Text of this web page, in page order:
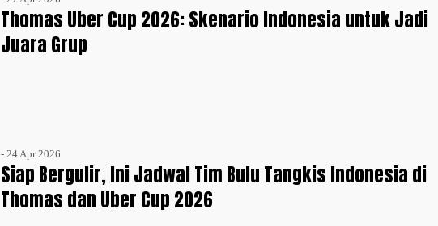
Thomas Uber Cup 2026: Skenario Indonesia untuk Jadi
Juara Grup
- 24 Apr 2026
Siap Bergulir, Ini Jadwal Tim Bulu Tangkis Indonesia di
Thomas dan Uber Cup 2026